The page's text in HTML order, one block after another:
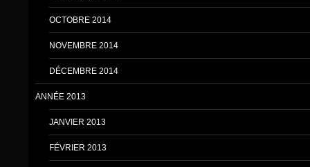
OCTOBRE 2014
NOVEMBRE 2014
DÉCEMBRE 2014
ANNÉE 2013
JANVIER 2013
FÉVRIER 2013